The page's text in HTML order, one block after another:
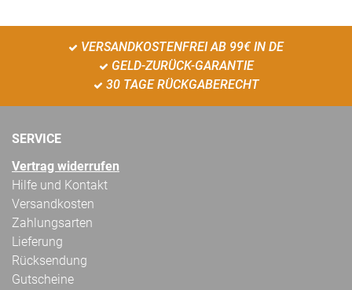
VERSANDKOSTENFREI AB 99€ IN DE
GELD-ZURÜCK-GARANTIE
30 TAGE RÜCKGABERECHT
SERVICE
Vertrag widerrufen
Hilfe und Kontakt
Versandkosten
Zahlungsarten
Lieferung
Rücksendung
Gutscheine